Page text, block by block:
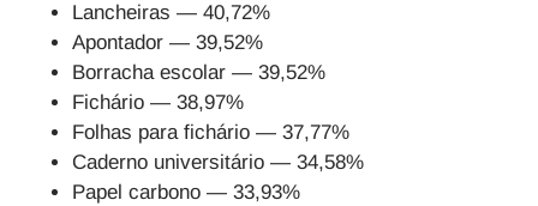
Lancheiras — 40,72%
Apontador — 39,52%
Borracha escolar — 39,52%
Fichário — 38,97%
Folhas para fichário — 37,77%
Caderno universitário — 34,58%
Papel carbono — 33,93%